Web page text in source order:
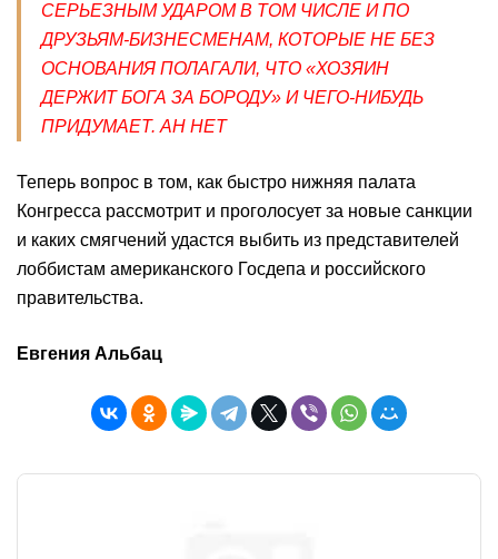
СЕРЬЕЗНЫМ УДАРОМ В ТОМ ЧИСЛЕ И ПО
ДРУЗЬЯМ-БИЗНЕСМЕНАМ, КОТОРЫЕ НЕ БЕЗ
ОСНОВАНИЯ ПОЛАГАЛИ, ЧТО «ХОЗЯИН
ДЕРЖИТ БОГА ЗА БОРОДУ» И ЧЕГО-НИБУДЬ
ПРИДУМАЕТ. АН НЕТ
Теперь вопрос в том, как быстро нижняя палата
Конгресса рассмотрит и проголосует за новые санкции
и каких смягчений удастся выбить из представителей
лоббистам американского Госдепа и российского
правительства.
Евгения Альбац